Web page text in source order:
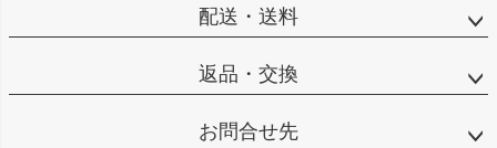
配送・送料
返品・交換
お問合せ先